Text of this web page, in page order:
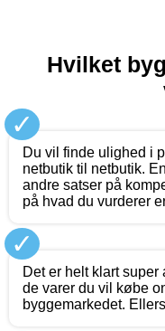
Hvilket
✓
Du vil finde ulighed i
netbutik til netbutik.
andre satser på
på hvad du vurderer
✓
Det er helt klart
de varer du vil købe
byggemarkedet.